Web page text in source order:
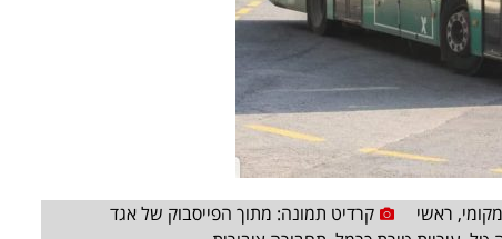
מקומי, ראשי
קרדיט תמונה: מתוך הפייסבוק של אגד